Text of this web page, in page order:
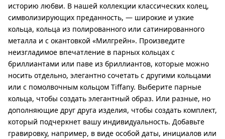
историю любви. В нашей коллекции классических колец,
символизирующих преданность, — широкие и узкие
кольца, кольца из полированного или сатинированного
металла и с окантовкой «Милгрейн». Произведите
неизгладимое впечатление в парных кольцах с
бриллиантами или паве из бриллиантов, которые можно
носить отдельно, элегантно сочетать с другими кольцами
или с помолвочным кольцом Tiffany. Выберите парные
кольца, чтобы создать элегантный образ. Или разные, но
дополняющие друг друга изделия, чтобы создать комплект,
который подчеркнет вашу индивидуальность. Добавьте
гравировку, например, в виде особой даты, инициалов или